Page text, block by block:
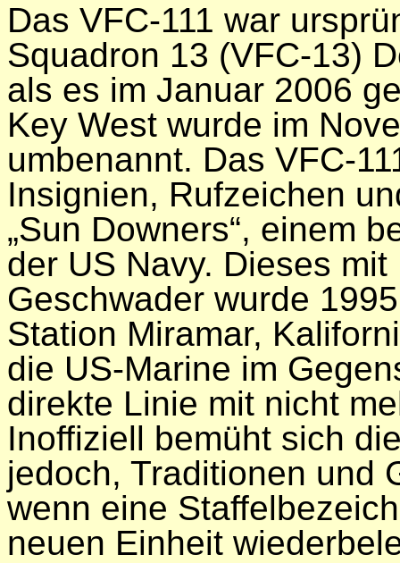
Das VFC-111 war
Squadron 13 (VFC-13)
als es im Januar 2006
Key West wurde im
umbenannt. Das VFC-
Insignien, Rufzeichen
„Sun Downers“, einem
der US Navy. Dieses
Geschwader wurde
Station Miramar,
die US-Marine im
direkte Linie mit nicht
Inoffiziell bemüht sich
jedoch, Traditionen und
wenn eine
neuen Einheit